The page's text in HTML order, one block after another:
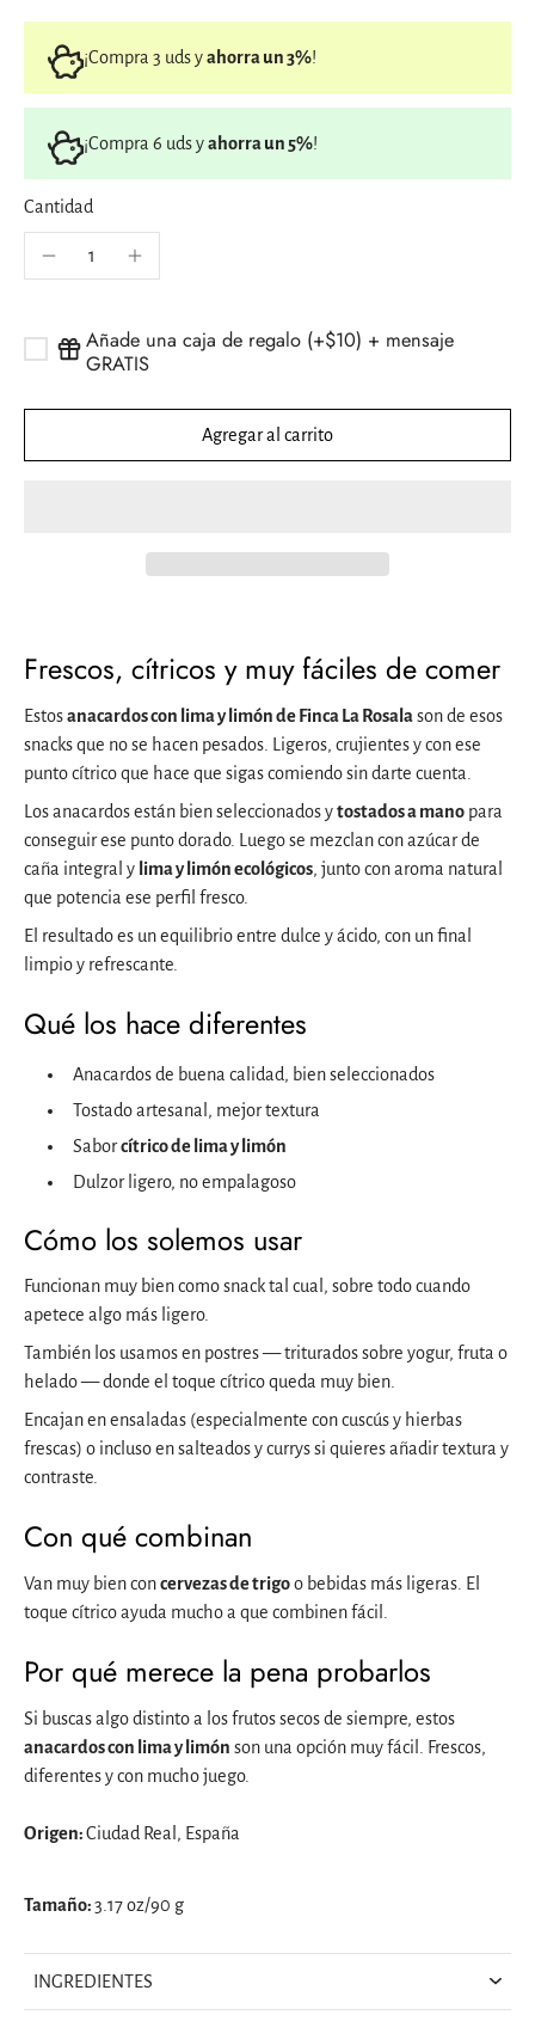
¡Compra 3 uds yahorra un 3%!
¡Compra 6 uds yahorra un 5%!
Cantidad
Añade una caja de regalo (+$10) + mensaje
GRATIS
Agregar al carrito
Frescos, cítricos y muy fáciles de comer
Estosanacardos con lima y limón de Finca La Rosalason de esos
snacks que no se hacen pesados. Ligeros, crujientes y con ese
punto cítrico que hace que sigas comiendo sin darte cuenta.
Los anacardos están bien seleccionados ytostados a mano para
conseguir ese punto dorado. Luego se mezclan con azúcar de
caña integral y lima y limón ecológicos, junto con aroma natural
que potencia ese perfil fresco.
El resultado es un equilibrio entre dulce y ácido, con un final
limpio y refrescante.
Qué los hace diferentes
Anacardos de buena calidad, bien seleccionados
Tostado artesanal, mejor textura
Saborcítrico de lima y limón
Dulzor ligero, no empalagoso
Cómo los solemos usar
Funcionan muy bien como snack tal cual, sobre todo cuando
apetece algo más ligero.
También los usamos en postres — triturados sobre yogur, fruta o
helado — donde el toque cítrico queda muy bien.
Encajan en ensaladas (especialmente con cuscús y hierbas
frescas) o incluso en salteados y currys si quieres añadir textura y
contraste.
Con qué combinan
Van muy bien concervezas de trigoo bebidas más ligeras. El
toque cítrico ayuda mucho a que combinen fácil.
Por qué merece la pena probarlos
Si buscas algo distinto a los frutos secos de siempre, estos
anacardos con lima y limón son una opción muy fácil. Frescos,
diferentes y con mucho juego.
Origen:Ciudad Real, España
Tamaño:3.17 oz/90 g
INGREDIENTES